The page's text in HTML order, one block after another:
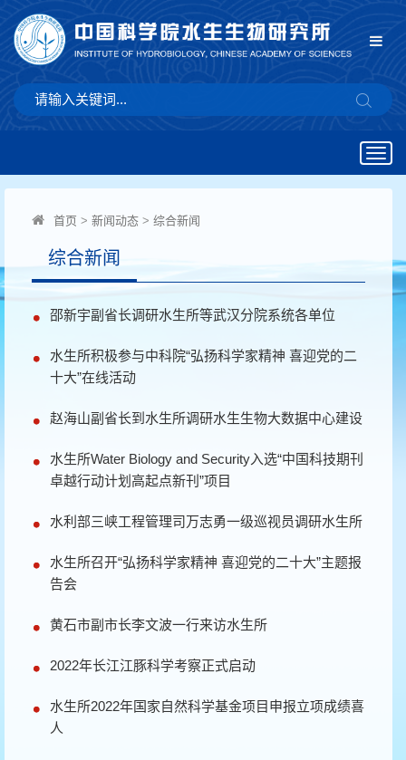
首页 > 新闻动态 > 综合新闻
综合新闻
邵新宇副省长调研水生所等武汉分院系统各单位
水生所积极参与中科院“弘扬科学家精神 喜迎党的二
十大”在线活动
赵海山副省长到水生所调研水生生物大数据中心建设
水生所Water Biology and Security入选“中国科技期刊
卓越行动计划高起点新刊”项目
水利部三峡工程管理司万志勇一级巡视员调研水生所
水生所召开“弘扬科学家精神 喜迎党的二十大”主题报
告会
黄石市副市长李文波一行来访水生所
2022年长江江豚科学考察正式启动
水生所2022年国家自然科学基金项目申报立项成绩喜
人